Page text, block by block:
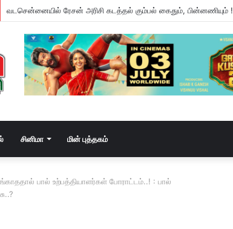
வடசென்னையில் ரேசன் அரிசி கடத்தல் கும்பல் கைதும், பின்னணியும் !
சினிமா மின் புத்தகம்
பால் உற்பத்தியாளர்கள் போராட்டம்..! : பால்